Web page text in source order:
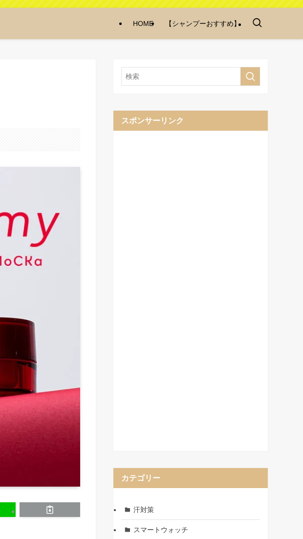
HOME 【シャンプーおすすめ】
スポンサーリンク
カテゴリー
汗対策
スマートウォッチ